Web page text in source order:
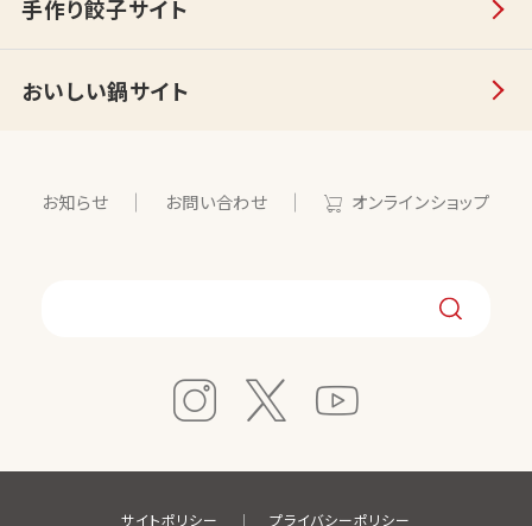
手作り餃子サイト
おいしい鍋サイト
お知らせ お問い合わせ オンラインショップ
サイトポリシー プライバシーポリシー